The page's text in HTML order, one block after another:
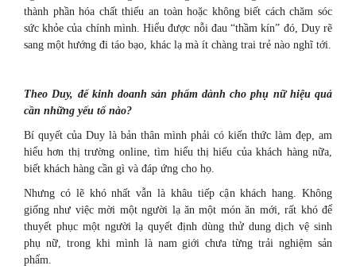
thành phần hóa chất thiếu an toàn hoặc không biết cách chăm sóc
sức khỏe của chính mình. Hiểu được nỗi đau “thầm kín” đó, Duy rẽ
sang một hướng đi táo bạo, khác lạ mà ít chàng trai trẻ nào nghĩ tới.
Theo Duy, để kinh doanh sản phẩm dành cho phụ nữ hiệu quả
cần những yếu tố nào?
Bí quyết của Duy là bản thân mình phải có kiến thức làm đẹp, am
hiểu hơn thị trường online, tìm hiểu thị hiếu của khách hàng nữa,
biết khách hàng cần gì và đáp ứng cho họ.
Nhưng có lẽ khó nhất vẫn là khâu tiếp cận khách hang. Không
giống như việc mời một người lạ ăn một món ăn mới, rất khó để
thuyết phục một người lạ quyết định dùng thử dung dịch vệ sinh
phụ nữ, trong khi mình là nam giới chưa từng trải nghiệm sản
phẩm.